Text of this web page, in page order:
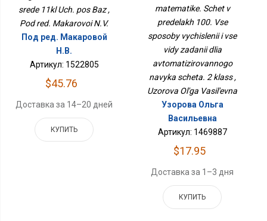
srede 11kl Uch. pos Baz ,
Pod red. Makarovoi N.V.
Под ред. Макаровой
Н.В.
Артикул: 1522805
$45.76
Доставка за 14–20 дней
КУПИТЬ
Все Виды Заданий Для
Автоматизированного
Навыка Счета. 2 Класс
matematike. Schet v
predelakh 100. Vse
sposoby vychislenii i vse
vidy zadanii dlia
avtomatizirovannogo
navyka scheta. 2 klass ,
Uzorova Ol'ga Vasil'evna
Узорова Ольга
Васильевна
Артикул: 1469887
$17.95
Доставка за 1–3 дня
КУПИТЬ